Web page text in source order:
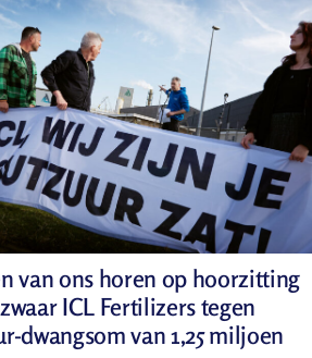
van ons horen op hoorzitting
ICL Fertilizers tegen
dwangsom van 1,25 miljoen